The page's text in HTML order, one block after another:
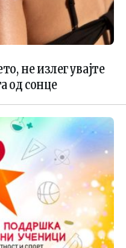
не излегувајте
од сонце